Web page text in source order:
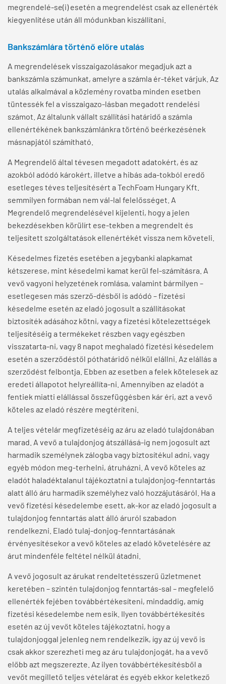
megrendelé-se(i) esetén a megrendelést csak az ellenérték
kiegyenlítése után áll módunkban kiszállítani.
Bankszámlára történő előre utalás
A megrendelések visszaigazolásakor megadjuk azt a
bankszámla számunkat, amelyre a számla ér-téket várjuk. Az
utalás alkalmával a közlemény rovatba minden esetben
tüntessék fel a visszaigazo-lásban megadott rendelési
számot. Az általunk vállalt szállítási határidő a számla
ellenértékének bankszámlánkra történő beérkezésének
másnapjától számítható.
A Megrendelő által tévesen megadott adatokért, és az
azokból adódó károkért, illetve a hibás ada-tokból eredő
esetleges téves teljesítésért a TechFoam Hungary Kft.
semmilyen formában nem vál-lal felelősséget. A
Megrendelő megrendelésével kijelenti, hogy a jelen
bekezdésekben körülírt ese-tekben a megrendelt és
teljesített szolgáltatások ellenértékét vissza nem követeli.
Késedelmes fizetés esetében a jegybanki alapkamat
kétszerese, mint késedelmi kamat kerül fel-számításra. A
vevő vagyoni helyzetének romlása, valamint bármilyen –
esetlegesen más szerző-désből is adódó – fizetési
késedelme esetén az eladó jogosult a szállításokat
biztosíték adásához kötni, vagy a fizetési kötelezettségek
teljesítéséig a termékeket részben vagy egészben
visszatarta-ni, vagy 8 napot meghaladó fizetési késedelem
esetén a szerződéstől póthatáridő nélkül elállni. Az elállás a
szerződést felbontja. Ebben az esetben a felek kötelesek az
eredeti állapotot helyreállíta-ni. Amennyiben az eladót a
fentiek miatti elállással összefüggésben kár éri, azt a vevő
köteles az eladó részére megtéríteni.
A teljes vételár megfizetéséig az áru az eladó tulajdonában
marad. A vevő a tulajdonjog átszállásá-ig nem jogosult azt
harmadik személynek zálogba vagy biztosítékul adni, vagy
egyéb módon meg-terhelni, átruházni. A vevő köteles az
eladót haladéktalanul tájékoztatni a tulajdonjog-fenntartás
alatt álló áru harmadik személyhez való hozzájutásáról. Ha a
vevő fizetési késedelembe esett, ak-kor az eladó jogosult a
tulajdonjog fenntartás alatt álló áruról szabadon
rendelkezni. Eladó tulaj-donjog-fenntartásának
érvényesítésekor a vevő köteles az eladó követelésére az
árut mindenféle feltétel nélkül átadni.
A vevő jogosult az árukat rendeltetésszerű üzletmenet
keretében – szintén tulajdonjog fenntartás-sal – megfelelő
ellenérték fejében továbbértékesíteni, mindaddig, amíg
fizetési késedelembe nem esik. Ilyen továbbértékesítés
esetén az új vevőt köteles tájékoztatni, hogy a
tulajdonjoggal jelenleg nem rendelkezik, így az új vevő is
csak akkor szerezheti meg az áru tulajdonjogát, ha a vevő
előbb azt megszerezte. Az ilyen továbbértékesítésből a
vevőt megillető teljes vételárat és egyéb ekkor keletkező